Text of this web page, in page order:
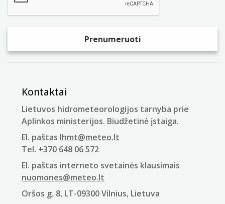
Kontaktai
Lietuvos hidrometeorologijos tarnyba prie
Aplinkos ministerijos. Biudžetinė įstaiga.
El. paštas lhmt@meteo.lt
Tel. +370 648 06 572
El. paštas interneto svetainės klausimais
nuomones@meteo.lt
Oršos g. 8, LT-09300 Vilnius, Lietuva